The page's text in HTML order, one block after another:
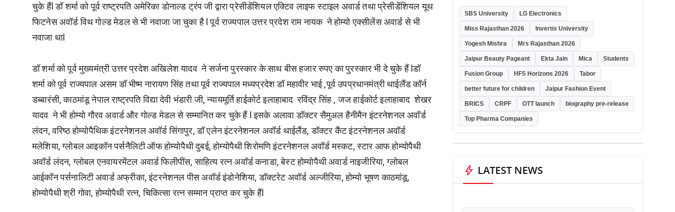
चुके हैंl डॉ शर्मा को पूर्व राष्ट्रपति अमेरिका डोनाल्ड ट्रंप जी द्वारा प्रेसीडेंशियल एक्टिव लाइफ स्टाइल अवार्ड तथा प्रेसीडेंशियल यूथ
फिटनेस अवॉर्ड विथ गोल्ड मेडल से भी नवाजा जा चुका है l पूर्व राज्यपाल उत्तर प्रदेश राम नायक ने होम्यो एक्सीलेंस अवार्ड से भी
नवाजा थाl
डॉ शर्मा को पूर्व मुख्यमंत्री उत्तर प्रदेश अखिलेश यादव ने सर्जना पुरस्कार के साथ बीस हजार रुपए का पुरस्कार भी दे चुके हैं lडॉ
शर्मा को पूर्व राज्यपाल असम डॉ भीष्म नारायण सिंह तथा पूर्व राज्यपाल मध्यप्रदेश डॉ महावीर भाई ,पूर्व उपप्रधानमंत्री थाईलैंड कॉर्न
डब्बारंसी, काठमांडू नेपाल राष्ट्रपति विद्या देवी भंडारी जी, न्यायमूर्ति हाईकोर्ट इलाहाबाद रविंद्र सिंह , जज हाईकोर्ट इलाहाबाद शेखर
यादव ने भी होम्यो गौरव अवार्ड और गोल्ड मेडल से सम्मानित कर चुके हैं l इसके अलावा डॉक्टर सैमुअल हैनीमैन इंटरनेशनल अवॉर्ड
लंदन, वरिष्ठ होम्योपैथिक इंटरनेशनल अवॉर्ड सिंगापुर, डॉ एलेन इंटरनेशनल अवॉर्ड थाईलैंड, डॉक्टर कैंट इंटरनेशनल अवॉर्ड
मलेशिया, ग्लोबल आइकॉन पर्सनैलिटी ऑफ होम्योपैथी दुबई, होम्योपैथी शिरोमणि इंटरनेशनल अवॉर्ड मस्कट, स्टार आफ होम्योपैथी
अवॉर्ड लंदन, ग्लोबल एनवायरमेंटल अवार्ड फिलीपींस, साहित्य रत्न अवॉर्ड कनाडा, बेस्ट होम्योपैथी अवार्ड नाइजीरिया, ग्लोबल
आईकॉन पर्सनालिटी अवार्ड अफ्रीका, इंटरनेशनल पीस अवॉर्ड इंडोनेशिया, डॉक्टरेट अवॉर्ड अल्जीरिया, होम्यो भूषण काठमांडू,
होम्योपैथी श्री गोवा, होम्योपैथी रत्न, चिकित्सा रत्न सम्मान प्राप्त कर चुके हैंl
SBS University LG Electronics
Miss Rajasthan 2026 Invertis University
Yogesh Mishra Mrs Rajasthan 2026
Jaipur Beauty Pageant Ekta Jain Mica Students
Fusion Group HFS Horizons 2026 Tabor
better future for children Jaipur Fashion Event
BRICS CRPF OTT launch biography pre-release
Top Pharma Companies
bolt LATEST NEWS